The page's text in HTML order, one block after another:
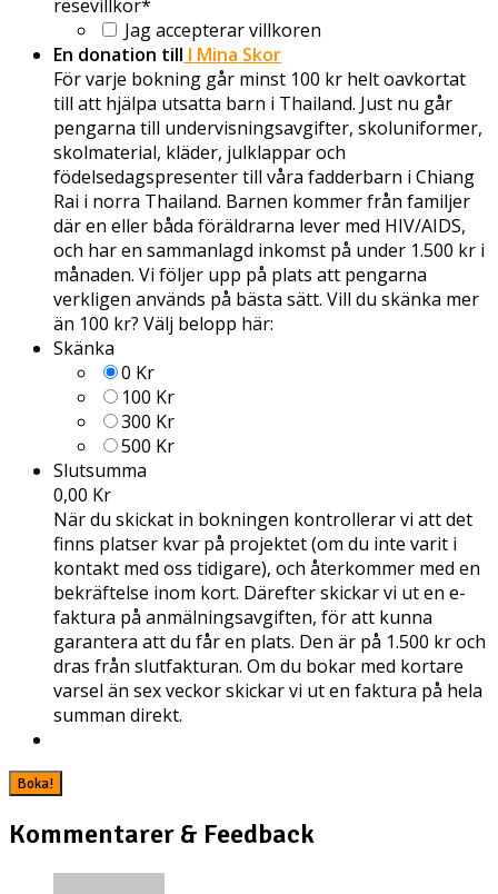
resevillkor*
Jag accepterar villkoren
En donation till I Mina Skor
För varje bokning går minst 100 kr helt oavkortat
till att hjälpa utsatta barn i Thailand. Just nu går
pengarna till undervisningsavgifter, skoluniformer,
skolmaterial, kläder, julklappar och
födelsedagspresenter till våra fadderbarn i Chiang
Rai i norra Thailand. Barnen kommer från familjer
där en eller båda föräldrarna lever med HIV/AIDS,
och har en sammanlagd inkomst på under 1.500 kr i
månaden. Vi följer upp på plats att pengarna
verkligen används på bästa sätt. Vill du skänka mer
än 100 kr? Välj belopp här:
Skänka
0 Kr
100 Kr
300 Kr
500 Kr
Slutsumma
0,00 Kr
När du skickat in bokningen kontrollerar vi att det
finns platser kvar på projektet (om du inte varit i
kontakt med oss tidigare), och återkommer med en
bekräftelse inom kort. Därefter skickar vi ut en e-
faktura på anmälningsavgiften, för att kunna
garantera att du får en plats. Den är på 1.500 kr och
dras från slutfakturan. Om du bokar med kortare
varsel än sex veckor skickar vi ut en faktura på hela
summan direkt.
Kommentarer & Feedback